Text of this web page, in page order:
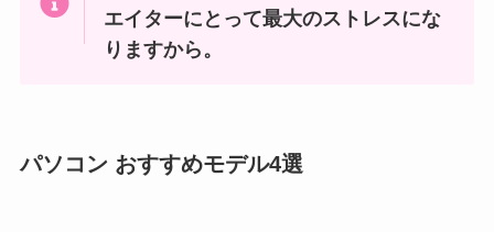
エイターにとって最大のストレスにな
りますから。
パソコン おすすめモデル4選